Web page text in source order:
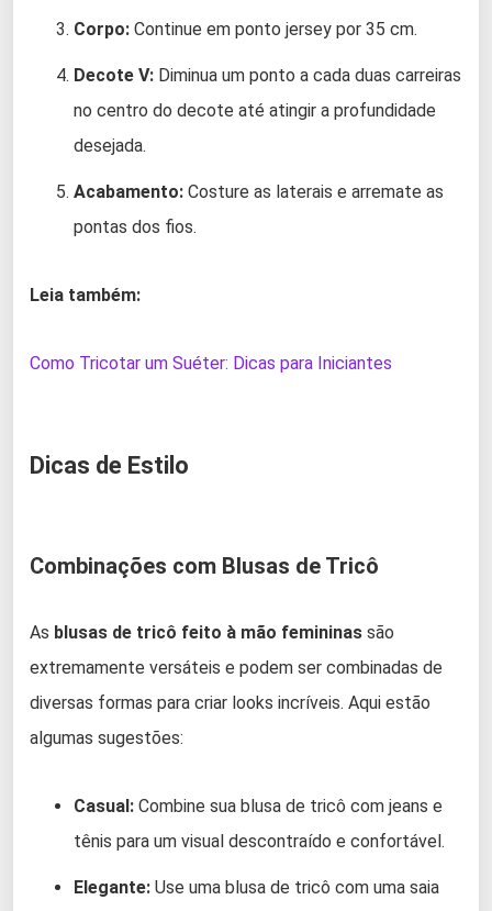
Corpo: Continue em ponto jersey por 35 cm.
Decote V: Diminua um ponto a cada duas carreiras
no centro do decote até atingir a profundidade
desejada.
Acabamento: Costure as laterais e arremate as
pontas dos fios.
Leia também:
Como Tricotar um Suéter: Dicas para Iniciantes
Dicas de Estilo
Combinações com Blusas de Tricô
As blusas de tricô feito à mão femininas são
extremamente versáteis e podem ser combinadas de
diversas formas para criar looks incríveis. Aqui estão
algumas sugestões:
Casual: Combine sua blusa de tricô com jeans e
tênis para um visual descontraído e confortável.
Elegante: Use uma blusa de tricô com uma saia